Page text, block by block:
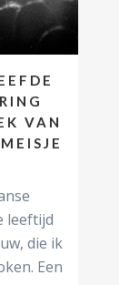
VAN
leeftijd
die ik
Een